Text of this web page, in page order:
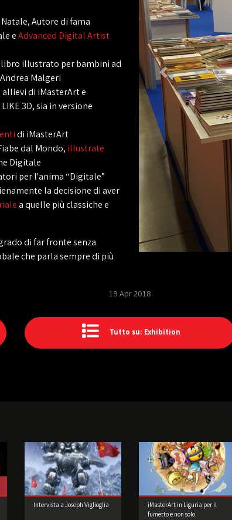
Autore di fama
eAdvanced Digital Artist
illustrato per bambini ad
Malgeri
di iMasterArt e
3D, sia in versione
di iMasterArt
dal Mondo, illustrate
Digitale
per l'anima “Digitale”
la decisione di aver
a quelle più classiche e
di far fronte senza
che parla sempre di più
19 Apr 2018
Tutto su: Exhibition
Intervista a Joseph Viglioglia
iMasterArt in Liguria per il
fumetto e non solo